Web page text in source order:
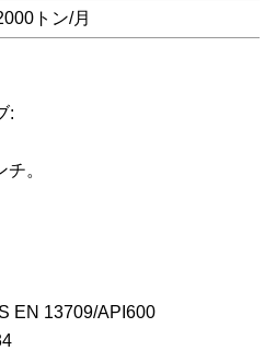
トン/月
:
。
EN 13709/API600